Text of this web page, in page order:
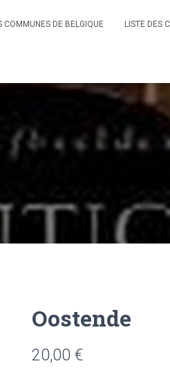
COMMUNES DE BELGIQUE LISTE DES
Oostende
20,00 €